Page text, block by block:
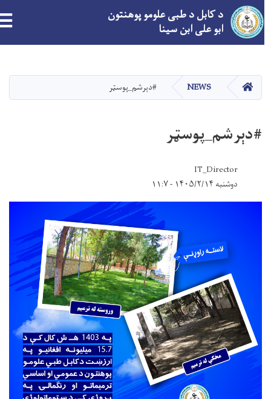
دانګل
د کابل د طبی علومو پوهنتون
ابو علی ابن سینا
کور NEWS #دېرشم_پوسټر
#دېرشم_پوسټر
IT_Director
دوشنبه ۱۴۰۵/۲/۱۴ - ۱۱:۷